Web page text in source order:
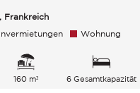
Frankreich
Wohnung
160 m² 6 Gesamtkapazität